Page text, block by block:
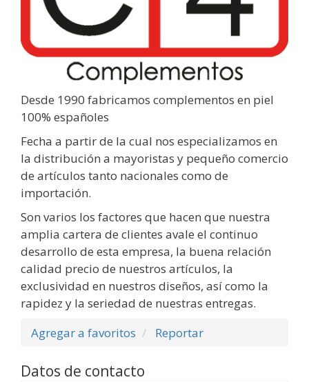
Desde 1990 fabricamos complementos en piel
100% españoles
Fecha a partir de la cual nos especializamos en
la distribución a mayoristas y pequeño comercio
de artículos tanto nacionales como de
importación.
Son varios los factores que hacen que nuestra
amplia cartera de clientes avale el continuo
desarrollo de esta empresa, la buena relación
calidad precio de nuestros artículos, la
exclusividad en nuestros diseños, así como la
rapidez y la seriedad de nuestras entregas.
Agregar a favoritos
Reportar
Datos de contacto